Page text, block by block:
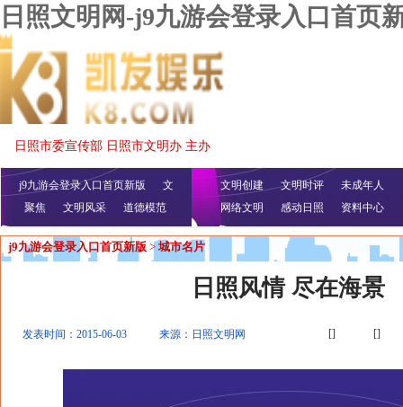
日照文明网-j9九游会登录入口首页
日照市委宣传部 日照市文明办 主办
j9九游会登录入口首页新版
文
明播报
公益视频
聚焦 文明风采 道德模范
文明创建 文明时评
未成年人
网络文明
感动日照 资料中心
j9九游会登录入口首页新版 > 城市名片
日照风情 尽在海景
发表时间：2015-06-03 来源：日照文明网 [] []